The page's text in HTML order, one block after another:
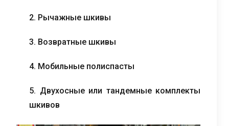
2. Рычажные шкивы
3. Возвратные шкивы
4. Мобильные полиспасты
5. Двухосные или тандемные комплекты
шкивов